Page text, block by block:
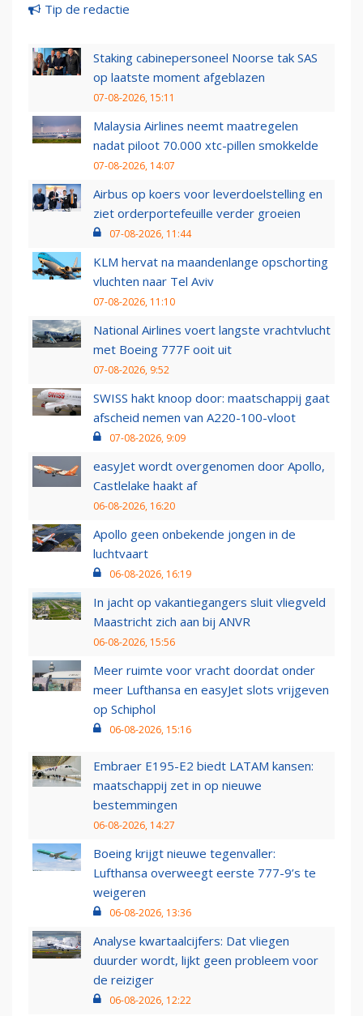
Tip de redactie
Staking cabinepersoneel Noorse tak SAS
op laatste moment afgeblazen
07-08-2026, 15:11
Malaysia Airlines neemt maatregelen
nadat piloot 70.000 xtc-pillen smokkelde
07-08-2026, 14:07
Airbus op koers voor leverdoelstelling en
ziet orderportefeuille verder groeien
07-08-2026, 11:44
KLM hervat na maandenlange opschorting
vluchten naar Tel Aviv
07-08-2026, 11:10
National Airlines voert langste vrachtvlucht
met Boeing 777F ooit uit
07-08-2026, 9:52
SWISS hakt knoop door: maatschappij gaat
afscheid nemen van A220-100-vloot
07-08-2026, 9:09
easyJet wordt overgenomen door Apollo,
Castlelake haakt af
06-08-2026, 16:20
Apollo geen onbekende jongen in de
luchtvaart
06-08-2026, 16:19
In jacht op vakantiegangers sluit vliegveld
Maastricht zich aan bij ANVR
06-08-2026, 15:56
Meer ruimte voor vracht doordat onder
meer Lufthansa en easyJet slots vrijgeven
op Schiphol
06-08-2026, 15:16
Embraer E195-E2 biedt LATAM kansen:
maatschappij zet in op nieuwe
bestemmingen
06-08-2026, 14:27
Boeing krijgt nieuwe tegenvaller:
Lufthansa overweegt eerste 777-9’s te
weigeren
06-08-2026, 13:36
Analyse kwartaalcijfers: Dat vliegen
duurder wordt, lijkt geen probleem voor
de reiziger
06-08-2026, 12:22